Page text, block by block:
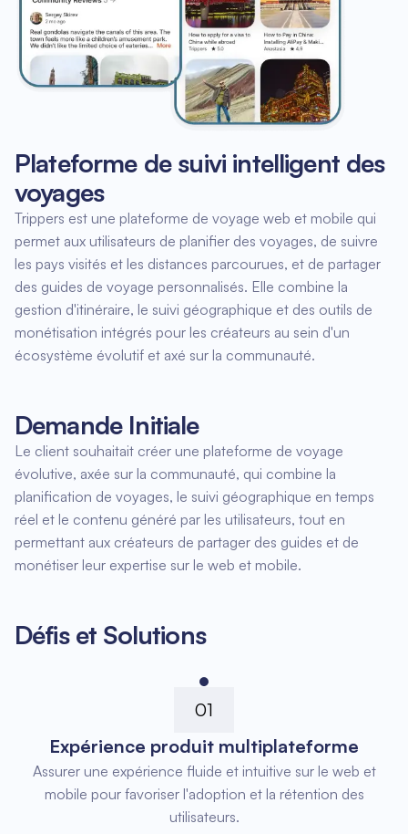
Plateforme de suivi intelligent des
voyages
Trippers est une plateforme de voyage web et mobile qui
permet aux utilisateurs de planifier des voyages, de suivre
les pays visités et les distances parcourues, et de partager
des guides de voyage personnalisés. Elle combine la
gestion d'itinéraire, le suivi géographique et des outils de
monétisation intégrés pour les créateurs au sein d'un
écosystème évolutif et axé sur la communauté.
Demande Initiale
Le client souhaitait créer une plateforme de voyage
évolutive, axée sur la communauté, qui combine la
planification de voyages, le suivi géographique en temps
réel et le contenu généré par les utilisateurs, tout en
permettant aux créateurs de partager des guides et de
monétiser leur expertise sur le web et mobile.
Défis et Solutions
01
Expérience produit multiplateforme
Assurer une expérience fluide et intuitive sur le web et
mobile pour favoriser l'adoption et la rétention des
utilisateurs.